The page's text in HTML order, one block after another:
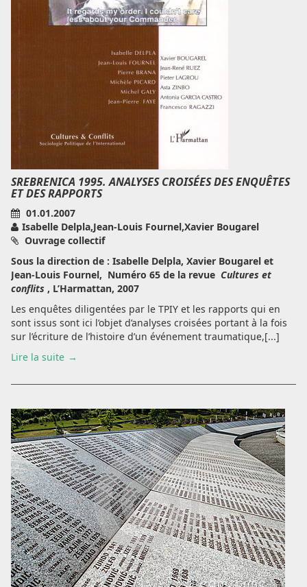
SREBRENICA 1995. ANALYSES CROISÉES DES ENQUÊTES
ET DES RAPPORTS
01.01.2007
Isabelle Delpla,Jean-Louis Fournel,Xavier Bougarel
Ouvrage collectif
Sous la direction de : Isabelle Delpla, Xavier Bougarel et
Jean-Louis Fournel, Numéro 65 de la revue Cultures et
conflits , L’Harmattan, 2007
Les enquêtes diligentées par le TPIY et les rapports qui en
sont issus sont ici l’objet d’analyses croisées portant à la fois
sur l’écriture de l’histoire d’un événement traumatique,[...]
Lire la suite